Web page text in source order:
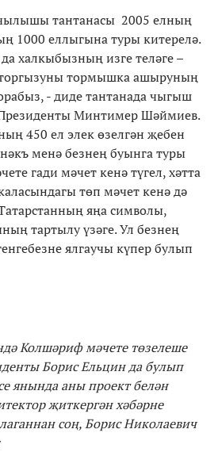
тантанасы 2005 елның
1000 еллыгына туры китерелә.
халкыбызның изге теләге –
тормышка ашыруның
- диде тантанада чыгыш
Президенты Минтимер Шәймиев.
450 ел элек өзелгән җебен
менә безнең буынга туры
гади мәчет кенә түгел, хәтта
төп мәчет кенә дә
яңа символы,
тартылу үзәге. Ул безнең
ялгаучы күпер булып
Колшәриф мәчете төзелеше
Борис Ельцинда булып
янында аны проект белән
җиткергән хәбәрне
соң, Борис Николаевич